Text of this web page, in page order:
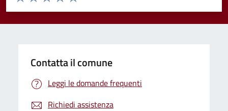
Valuta 5 stelle su 5
Valuta 4 stelle su 5
Valuta 3 stelle su 5
Valuta 2 stelle su 5
Valuta 1 stelle su 5
Contatta il comune
Leggi le domande frequenti
Richiedi assistenza